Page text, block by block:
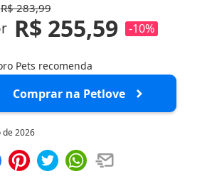
R$ 283,99
R$ 255,59 -10%
Pets recomenda
Comprar na Petlove
de 2026